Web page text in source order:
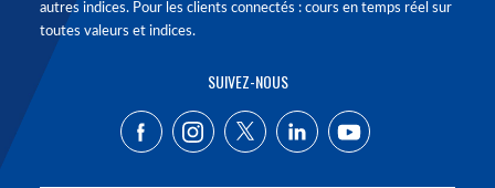
autres indices. Pour les clients connectés : cours en temps réel sur
toutes valeurs et indices.
SUIVEZ-NOUS